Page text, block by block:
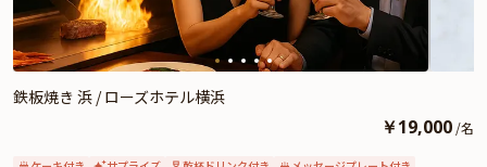
鉄板焼き 浜 / ローズホテル横浜
￥19,000 /名